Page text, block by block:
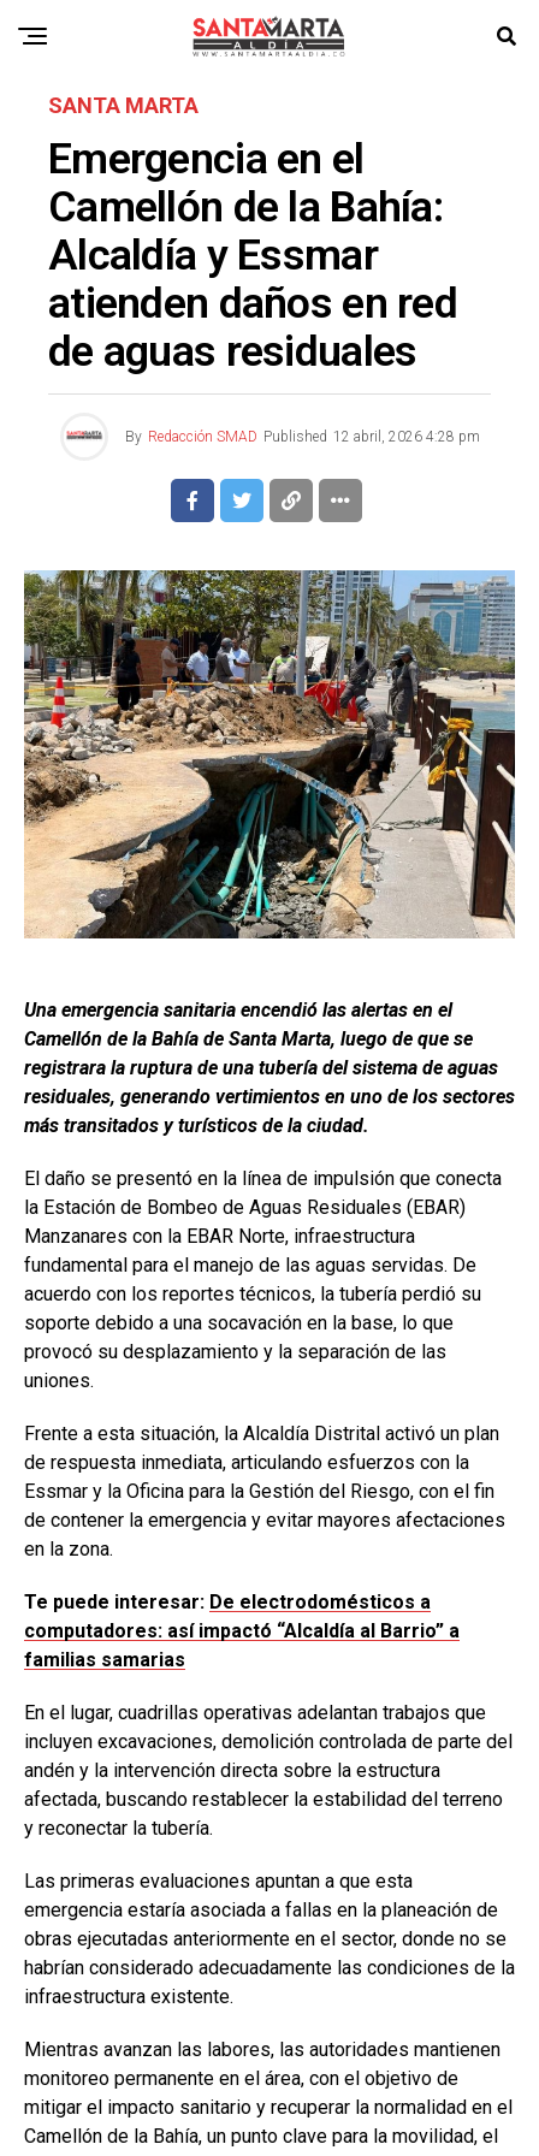
SANTA MARTA
Emergencia en el
Camellón de la Bahía:
Alcaldía y Essmar
atienden daños en red
de aguas residuales
By Redacción SMAD Published 12 abril, 2026 4:28 pm
Una emergencia sanitaria encendió las alertas en el
Camellón de la Bahía de Santa Marta, luego de que se
registrara la ruptura de una tubería del sistema de aguas
residuales, generando vertimientos en uno de los sectores
más transitados y turísticos de la ciudad.
El daño se presentó en la línea de impulsión que conecta
la Estación de Bombeo de Aguas Residuales (EBAR)
Manzanares con la EBAR Norte, infraestructura
fundamental para el manejo de las aguas servidas. De
acuerdo con los reportes técnicos, la tubería perdió su
soporte debido a una socavación en la base, lo que
provocó su desplazamiento y la separación de las
uniones.
Frente a esta situación, la Alcaldía Distrital activó un plan
de respuesta inmediata, articulando esfuerzos con la
Essmar y la Oficina para la Gestión del Riesgo, con el fin
de contener la emergencia y evitar mayores afectaciones
en la zona.
Te puede interesar: De electrodomésticos a
computadores: así impactó “Alcaldía al Barrio” a
familias samarias
En el lugar, cuadrillas operativas adelantan trabajos que
incluyen excavaciones, demolición controlada de parte del
andén y la intervención directa sobre la estructura
afectada, buscando restablecer la estabilidad del terreno
y reconectar la tubería.
Las primeras evaluaciones apuntan a que esta
emergencia estaría asociada a fallas en la planeación de
obras ejecutadas anteriormente en el sector, donde no se
habrían considerado adecuadamente las condiciones de la
infraestructura existente.
Mientras avanzan las labores, las autoridades mantienen
monitoreo permanente en el área, con el objetivo de
mitigar el impacto sanitario y recuperar la normalidad en el
Camellón de la Bahía, un punto clave para la movilidad, el